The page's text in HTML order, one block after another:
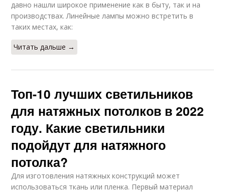
давно нашли широкое применение как в быту, так и на
производствах. Линейные лампы можно встретить в
таких местах, как:
Читать дальше →
Топ-10 лучших светильников
для натяжных потолков в 2022
году. Какие светильники
подойдут для натяжного
потолка?
Для изготовления натяжных конструкций может
использоваться ткань или пленка. Первый материал